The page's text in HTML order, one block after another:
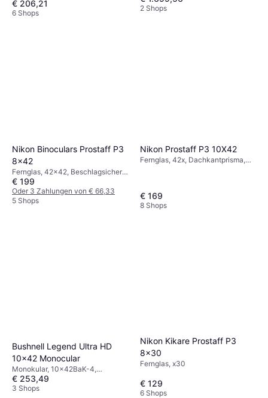
€ 206,21
6 Shops
2 Shops
Nikon Binoculars Prostaff P3
8x42
Fernglas, 42x42, Beschlagsicher,
Mehrfach Beschichtet
€ 199
Oder 3 Zahlungen von € 66,33
5 Shops
Nikon Prostaff P3 10X42
Fernglas, 42x, Dachkantprisma,
€ 169
8 Shops
Bushnell Legend Ultra HD
10x42 Monocular
Monokular, 10x42BaK-4,
Dachkantprisma, Beschlagsicher,
Vollständig Mehrfach Beschichtet
€ 253,49
3 Shops
Nikon Kikare Prostaff P3
8x30
Fernglas, x30
€ 129
6 Shops